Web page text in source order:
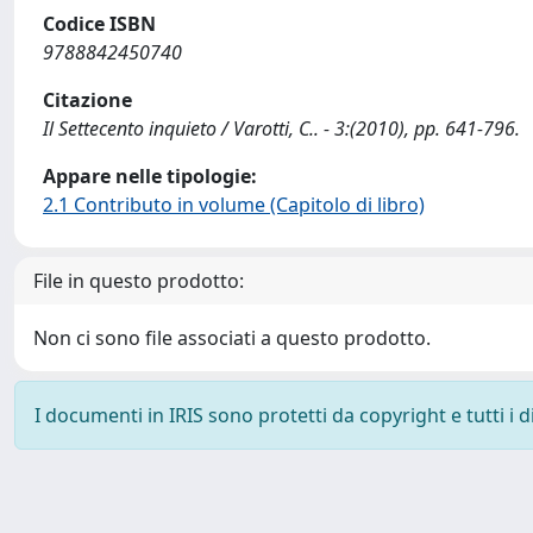
Codice ISBN
9788842450740
Citazione
Il Settecento inquieto / Varotti, C.. - 3:(2010), pp. 641-796.
Appare nelle tipologie:
2.1 Contributo in volume (Capitolo di libro)
File in questo prodotto:
Non ci sono file associati a questo prodotto.
I documenti in IRIS sono protetti da copyright e tutti i